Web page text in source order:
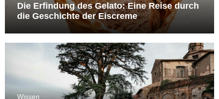
Die Erfindung des Gelato: Eine Reise durch
die Geschichte der Eiscreme
Wissen